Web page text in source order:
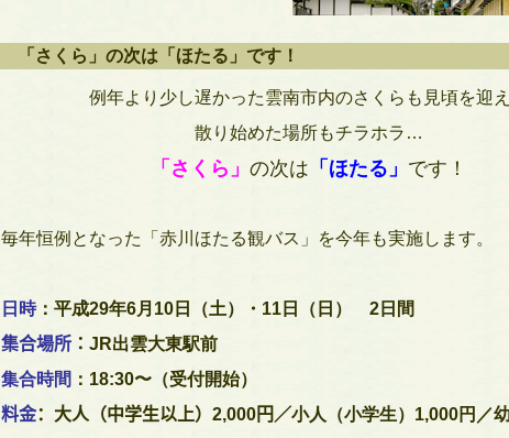
「さくら」の次は「ほたる」です！
例年より少し遅かった雲南市内のさくらも見頃を迎え
散り始めた場所もチラホラ…
「さくら」 の次は 「ほたる」 です！
毎年恒例となった「赤川ほたる観バス」を今年も実施します。
日時：平成29年6月 10 日（土）・ 11 日（日） 2 日間
集合場所 ： JR出雲大東駅前
集合時間 ： 18:30〜（受付開始）
料金：大人（中学生以上） 2,000円／小人（小学生） 1,000円／